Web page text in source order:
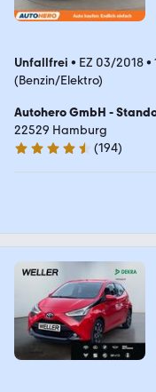
Unfallfrei • EZ 03/2018•
(Benzin/Elektro)
Autohero GmbH -
22529 Hamburg
4.6 Sterne
(194)